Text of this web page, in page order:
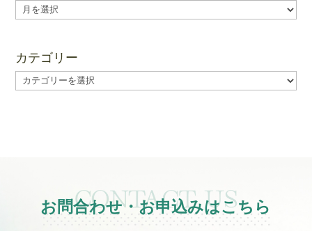
ア
ー
イ
ブ
カテゴリー
カ
テ
お問合わせ・お申込みはこちら